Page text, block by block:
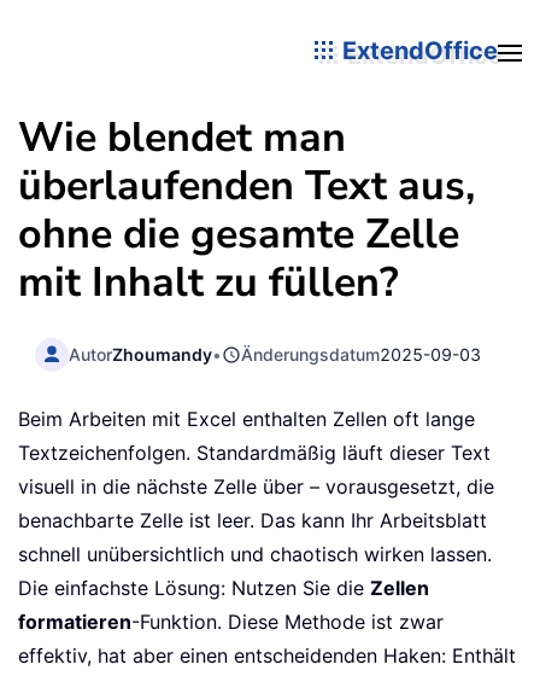
ExtendOffice
Wie blendet man
überlaufenden Text aus,
ohne die gesamte Zelle
mit Inhalt zu füllen?
AutorZhoumandy• Änderungsdatum2025-09-03
Beim Arbeiten mit Excel enthalten Zellen oft lange
Textzeichenfolgen. Standardmäßig läuft dieser Text
visuell in die nächste Zelle über – vorausgesetzt, die
benachbarte Zelle ist leer. Das kann Ihr Arbeitsblatt
schnell unübersichtlich und chaotisch wirken lassen.
Die einfachste Lösung: Nutzen Sie die Zellen
formatieren-Funktion. Diese Methode ist zwar
effektiv, hat aber einen entscheidenden Haken: Enthält